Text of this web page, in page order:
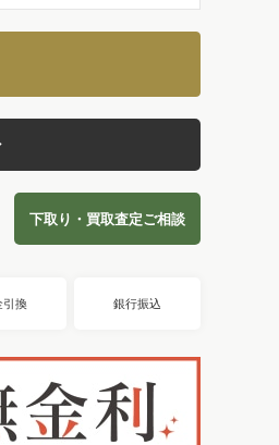
下取り・買取査定ご相談
引換 銀行振込